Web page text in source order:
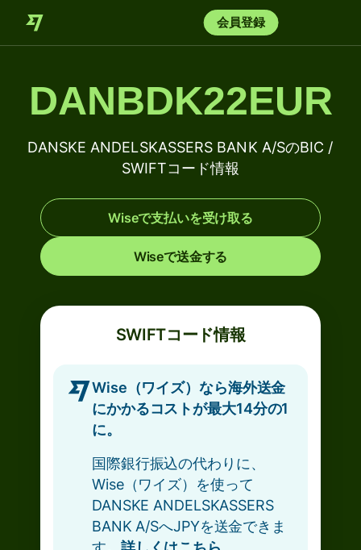
会員登録
DANBDK22EUR
DANSKE ANDELSKASSERS BANK A/SのBIC /
SWIFTコード情報
Wiseで支払いを受け取る
Wiseで送金する
SWIFTコード情報
Wise（ワイズ）なら海外送金
にかかるコストが最大14分の1
に。
国際銀行振込の代わりに、
Wise（ワイズ）を使って
DANSKE ANDELSKASSERS
BANK A/SへJPYを送金できま